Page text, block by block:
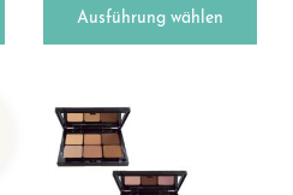
Ausführung wählen